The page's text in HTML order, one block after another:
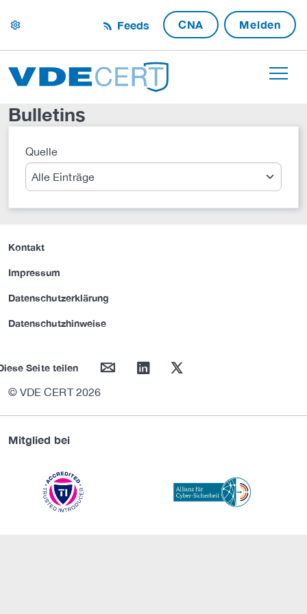
settings Feeds CNA Melden
Bulletins
QuelleSuche
Kontakt
Impressum
Datenschutzerklärung
Datenschutzhinweise
Seite teilen mail linkedin twitter
© VDE CERT 2026
Mitglied bei